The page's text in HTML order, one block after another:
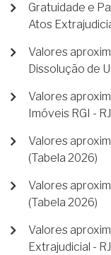
Gratuidade e
Atos
Valores
Dissolução de
Valores
Imóveis RGI -
Valores
(Tabela 2026)
Valores
(Tabela 2026)
Valores
Extrajudicial -